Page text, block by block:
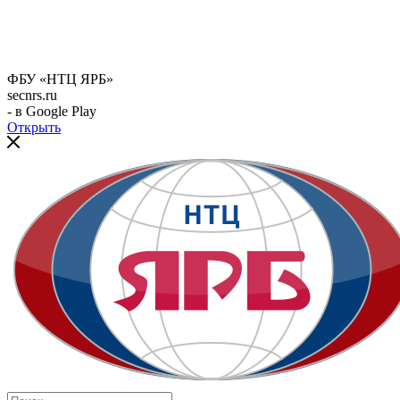
ФБУ «НТЦ ЯРБ»
secnrs.ru
- в Google Play
Открыть